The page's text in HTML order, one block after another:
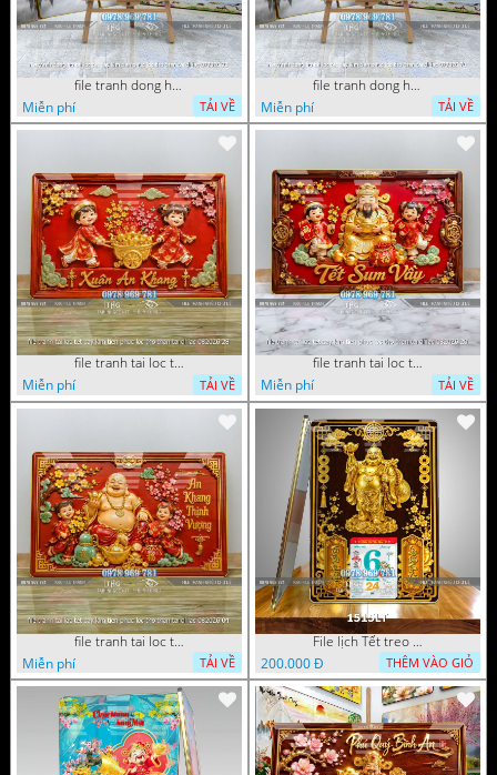
file tranh dong ho tai loc tet cay kim tien phuc loc tho than tai di lac 072026 93
Miễn phí
TẢI VỀ
file tranh dong ho tai loc tet cay kim tien phuc loc tho than tai di lac 072026 70
Miễn phí
TẢI VỀ
file tranh tai loc tet cay kim tien phuc loc tho than tai di lac 082026 28
Miễn phí
TẢI VỀ
file tranh tai loc tet cay kim tien phuc loc tho than tai di lac 082026 20
Miễn phí
TẢI VỀ
file tranh tai loc tet cay kim tien phuc loc tho than tai di lac 082026 04
Miễn phí
TẢI VỀ
File lịch Tết treo tường di lặc vàng gold 1515LT
200.000 Đ
THÊM VÀO GIỎ